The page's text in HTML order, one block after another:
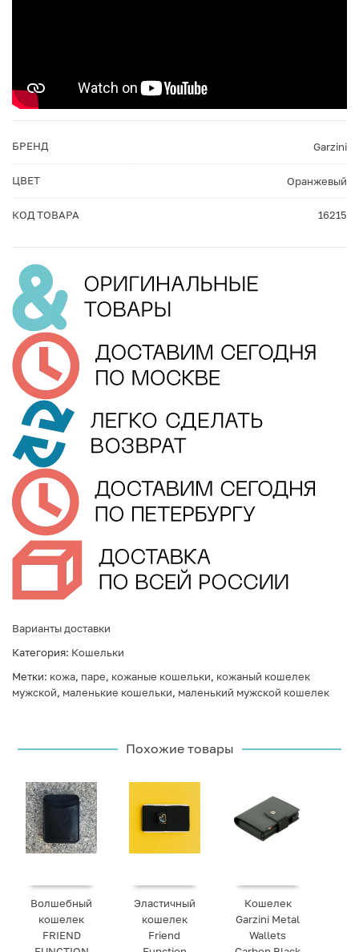
БРЕНД Garzini
ЦВЕТ Оранжевый
КОД ТОВАРА 16215
Варианты доставки
Категория: Кошельки
Метки: кожа, паре, кожаные кошельки, кожаный кошелек
мужской, маленькие кошельки, маленький мужской кошелек
Похожие товары
Волшебный
кошелек
FRIEND
Эластичный
кошелек
Friend
Кошелек
Garzini Metal
Wallets